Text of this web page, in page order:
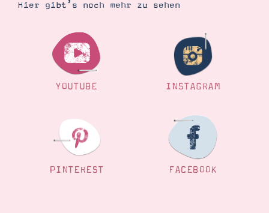
Hier gibt’s noch mehr zu sehen
YOUTUBE INSTAGRAM
PINTEREST FACEBOOK